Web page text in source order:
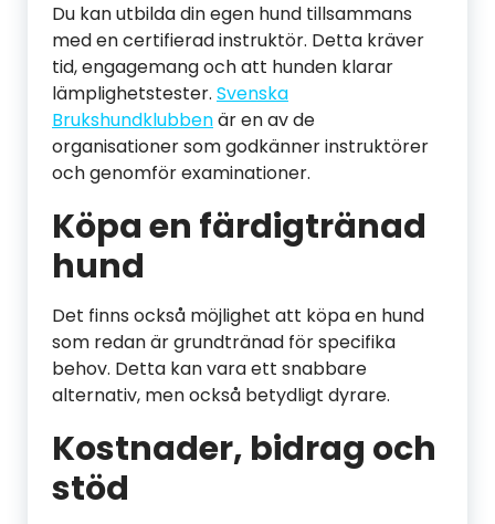
Du kan utbilda din egen hund tillsammans
med en certifierad instruktör. Detta kräver
tid, engagemang och att hunden klarar
lämplighetstester. Svenska
Brukshundklubbenär en av de
organisationer som godkänner instruktörer
och genomför examinationer.
Köpa en färdigtränad
hund
Det finns också möjlighet att köpa en hund
som redan är grundtränad för specifika
behov. Detta kan vara ett snabbare
alternativ, men också betydligt dyrare.
Kostnader, bidrag och
stöd